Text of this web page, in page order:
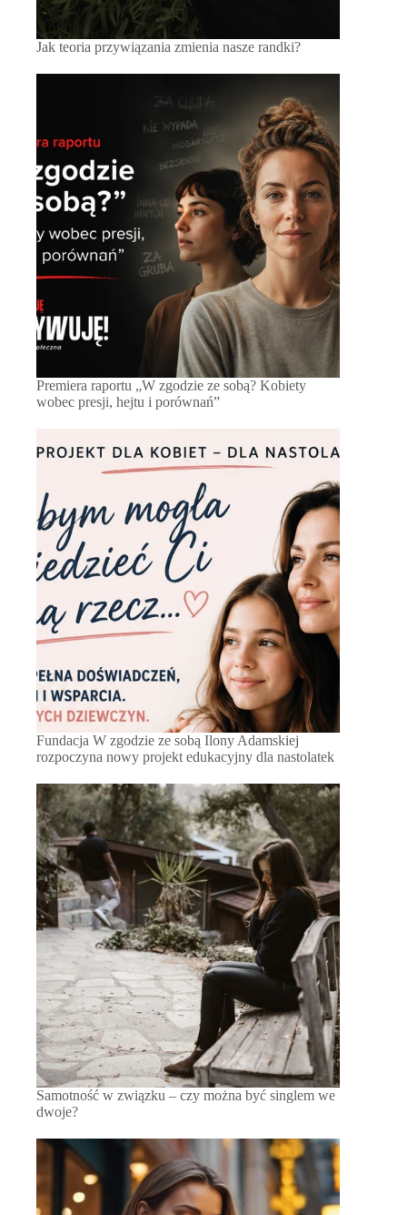
Jak teoria przywiązania zmienia nasze randki?
Premiera raportu „W zgodzie ze sobą? Kobiety
wobec presji, hejtu i porównań”
Fundacja W zgodzie ze sobą Ilony Adamskiej
rozpoczyna nowy projekt edukacyjny dla nastolatek
Samotność w związku – czy można być singlem we
dwoje?